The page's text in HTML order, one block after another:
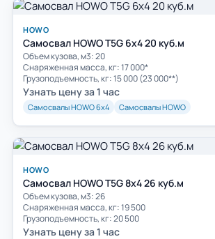
HOWO
Самосвал HOWO T5G 6x4 20 куб.м
Объем кузова, м3: 20
Cнаряженная масса, кг: 17 000*
Грузоподъемность, кг: 15 000 (23 000**)
Узнать цену за 1 час
Самосвалы HOWO 6х4 Самосвалы HOWO
HOWO
Самосвал HOWO T5G 8х4 26 куб.м
Объем кузова, м3: 26
Cнаряженная масса, кг: 19 500
Грузоподъемность, кг: 20 500
Узнать цену за 1 час